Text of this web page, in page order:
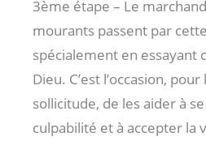
3ème étape – Le
mourants passent par
spécialement en essayant
Dieu. C’est l’occasion,
sollicitude, de les aider à
culpabilité et à accepter la